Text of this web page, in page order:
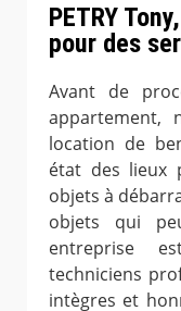
PETRY
pour des
Avant de
appartement,
location de
état des lieux
objets à
objets qui
entreprise
techniciens
intègres et